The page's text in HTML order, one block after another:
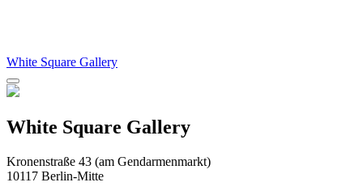
White Square Gallery
White Square Gallery
Kronenstraße 43 (am Gendarmenmarkt)
10117 Berlin-Mitte